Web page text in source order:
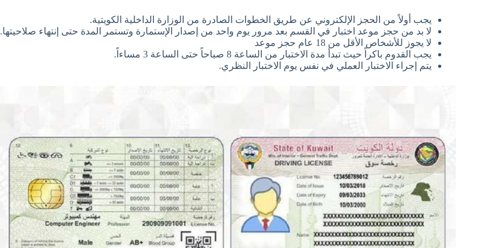
يجب أولاً من الحجز الإلكتروني عن طريق الخطوات الصادرة من الوزارة الداخلية الكويتية.
لا بد من حجز موعد اختبار في القسم بعد مرور يوم واحد من إصدار الإستمارة وتستمر المدة حتى إنتهاء صلاحيتها.
لا يجوز للأشخاص الأقل من 18 عام حجز موعد
يجب القدوم باكراً حيث تبدأ مدة الاختبار من الساعة 8 صباحاً حتى الساعة 3 مساءاً.
يتم إجراء الاختبار العملي في نفس يوم الاختبار النظري.